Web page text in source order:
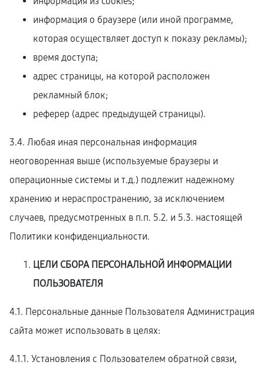
информация о браузере (или иной программе,
которая осуществляет доступ к показу рекламы);
время доступа;
адрес страницы, на которой расположен
рекламный блок;
реферер (адрес предыдущей страницы).
3.4. Любая иная персональная информация
неоговоренная выше (используемые браузеры и
операционные системы и т.д.) подлежит надежному
хранению и нераспространению, за исключением
случаев, предусмотренных в п.п. 5.2. и 5.3. настоящей
Политики конфиденциальности.
ЦЕЛИ СБОРА ПЕРСОНАЛЬНОЙ ИНФОРМАЦИИ
ПОЛЬЗОВАТЕЛЯ
4.1. Персональные данные Пользователя Администрация
сайта может использовать в целях:
4.1.1. Установления с Пользователем обратной связи,